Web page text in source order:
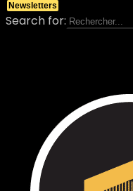
Search for:
Newsletters